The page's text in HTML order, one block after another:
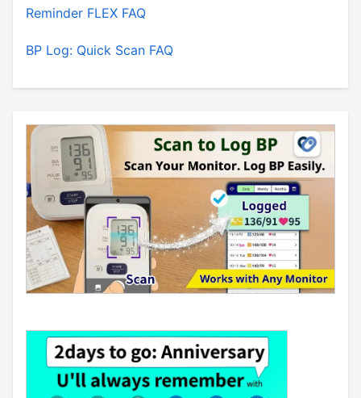
Reminder FLEX FAQ
BP Log: Quick Scan FAQ